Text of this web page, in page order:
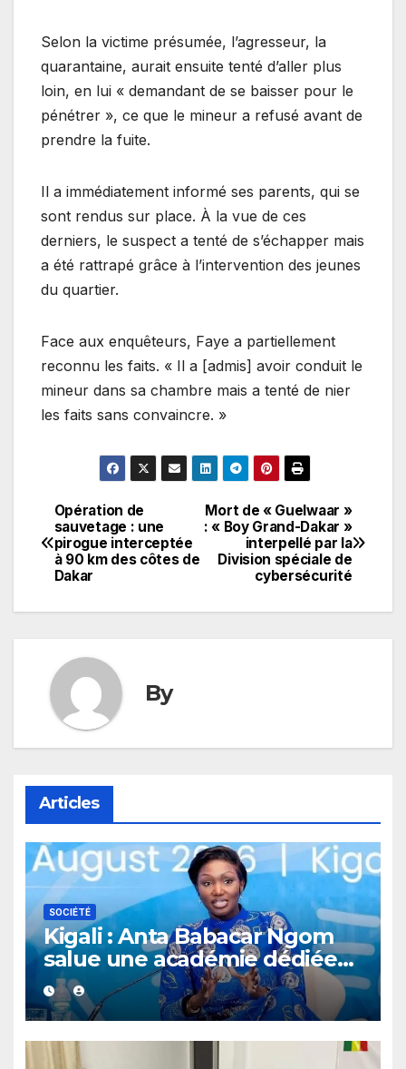
Selon la victime présumée, l’agresseur, la
quarantaine, aurait ensuite tenté d’aller plus
loin, en lui « demandant de se baisser pour le
pénétrer », ce que le mineur a refusé avant de
prendre la fuite.
Il a immédiatement informé ses parents, qui se
sont rendus sur place. À la vue de ces
derniers, le suspect a tenté de s’échapper mais
a été rattrapé grâce à l’intervention des jeunes
du quartier.
Face aux enquêteurs, Faye a partiellement
reconnu les faits. « Il a [admis] avoir conduit le
mineur dans sa chambre mais a tenté de nier
les faits sans convaincre. »
Navigation
de
Mort de « Guelwaar »
: « Boy Grand-Dakar »
interpellé par la
Division spéciale de
cybersécurité
Opération de
sauvetage : une
pirogue interceptée
à 90 km des côtes de
Dakar
By
Articles
SOCIÉTÉ
Kigali : Anta Babacar Ngom
salue une académie dédiée
au leadership politique des
femmes africaines